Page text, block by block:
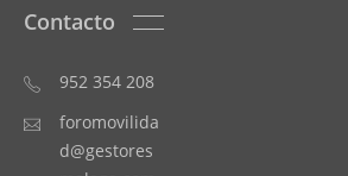
Contacto
952 354 208
foromovilida
d@gestores